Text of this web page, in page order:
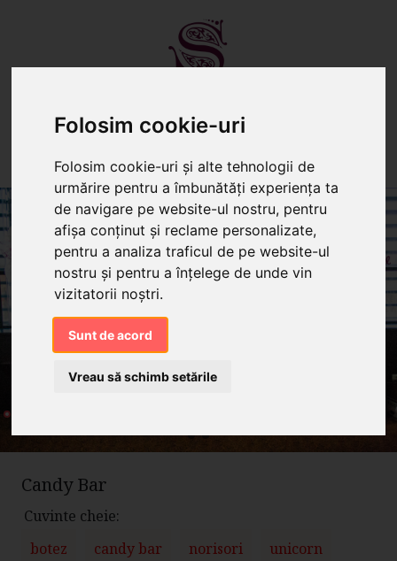
Folosim cookie-uri
Folosim cookie-uri și alte tehnologii de
urmărire pentru a îmbunătăți experiența ta
de navigare pe website-ul nostru, pentru
afișa conținut și reclame personalizate,
pentru a analiza traficul de pe website-ul
nostru și pentru a înțelege de unde vin
vizitatorii noștri.
Sunt de acord
Vreau să schimb setările
TORTURI PRĂJITURI CANDY BAR
Candy Bar
Cuvinte cheie:
botez
candy bar norisori unicorn